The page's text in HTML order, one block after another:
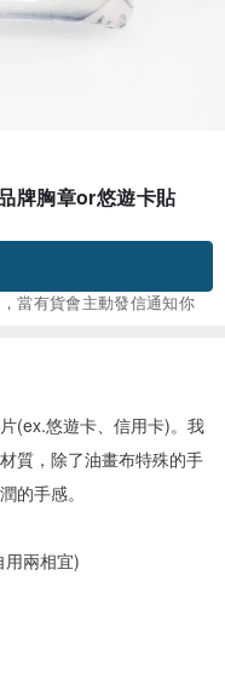
牌胸章or悠遊卡貼
當有貨會主動發信通知你
(ex.悠遊卡、信用卡)。我
質，除了油畫布特殊的手
的手感。
兩相宜)